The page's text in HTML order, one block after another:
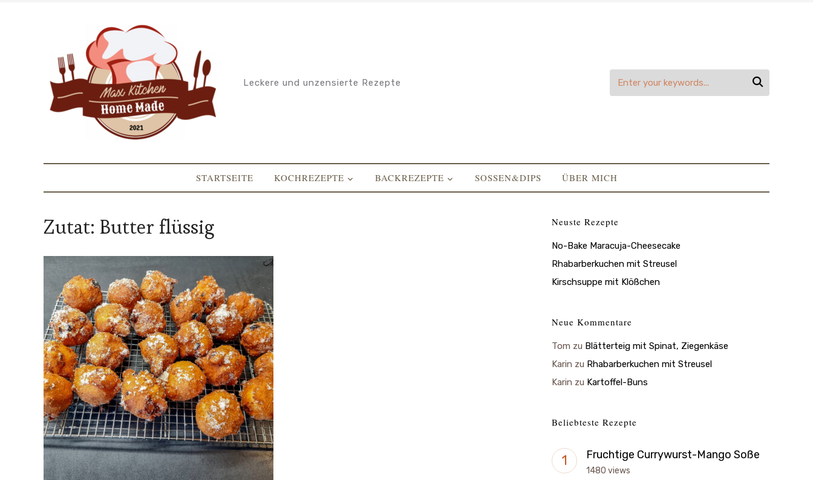
Leckere und unzensierte Rezepte 
STARTSEITE KOCHREZEPTE BACKREZEPTE SOSSEN&DIPS ÜBER MICH
Zutat: Butter flüssig Neuste Rezepte
No-Bake Maracuja-Cheesecake
Rhabarberkuchen mit Streusel
Kirschsuppe mit Klößchen
Neue Kommentare
Tom zu Blätterteig mit Spinat, Ziegenkäse
Karin zu Rhabarberkuchen mit Streusel
Karin zu Kartoffel-Buns
Beliebteste Rezepte
Fruchtige Currywurst-Mango Soße
1480 views